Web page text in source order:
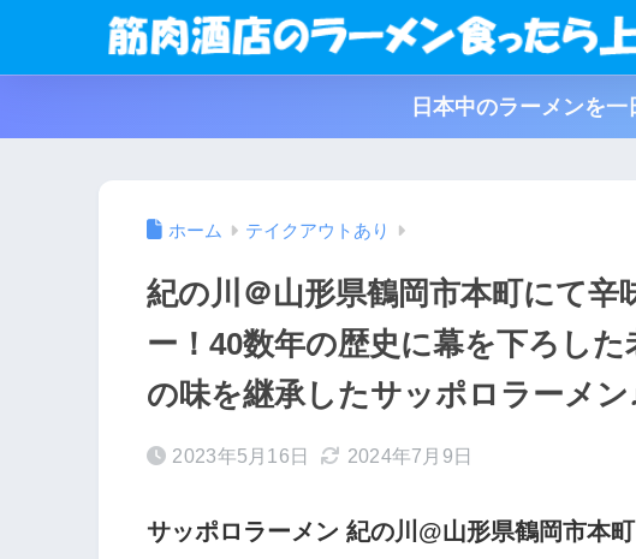
日本中のラーメンを
ホーム テイクアウトあり
紀の川＠山形県鶴岡市本町にて辛
ー！40数年の歴史に幕を下ろし
の味を継承したサッポロラーメン
2023年5月16日 2024年7月9日
サッポロラーメン 紀の川@山形県鶴岡市本町